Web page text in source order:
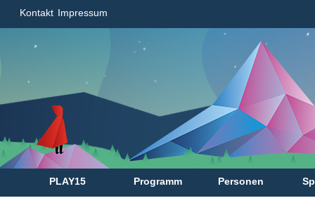
Kontakt Impressum
PLAY15 Programm Personen